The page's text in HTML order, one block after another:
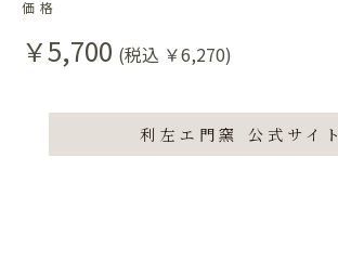
価格
￥5,700 (税込 ￥6,270)
利左エ門窯 公式サイト